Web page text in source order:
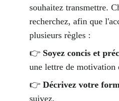
souhaitez transmettre.
recherchez, afin que
plusieurs règles :
👉 Soyez concis et
une lettre de motivation
👉 Décrivez votre
suivez.